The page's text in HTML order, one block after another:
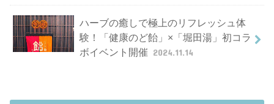
ハーブの癒しで極上のリフレッシュ体
験！「健康のど飴」×「堀田湯」初コラ
ボイベント開催 2024.11.14